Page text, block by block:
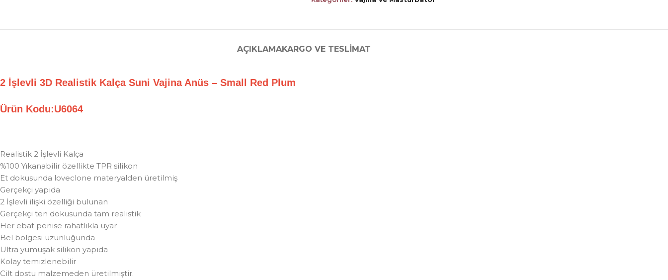
AÇIKLAMAKARGO VE TESLIMAT
2 İşlevli 3D Realistik Kalça Suni Vajina Anüs – Small Red Plum
Ürün Kodu:U6064
Realistik 2 İşlevli Kalça
%100 Yıkanabilir özellikte TPR silikon
Et dokusunda loveclone materyalden üretilmiş
Gerçekçi yapıda
2 İşlevli ilişki özelliği bulunan
Gerçekçi ten dokusunda tam realistik
Her ebat penise rahatlıkla uyar
Bel bölgesi uzunluğunda
Ultra yumuşak silikon yapıda
Kolay temizlenebilir
Cilt dostu malzemeden üretilmiştir.